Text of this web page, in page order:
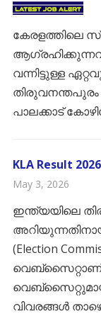
കേരളത്തിലെ
വന്നിട്ടുള്ള
പാലക്കാട്
KLA Result
May 3, 2026
ഇന്ത്യയിലെ
(Election
വെബ്‌സൈറ്റാണ്
വിവരങ്ങൾ